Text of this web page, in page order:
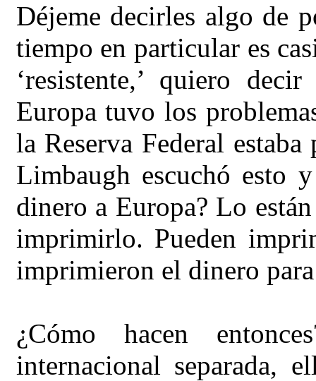
Déjeme decirles algo de
tiempo en particular es
‘resistente,’ quiero
Europa tuvo los
la Reserva Federal
Limbaugh escuchó esto
dinero a Europa? Lo
imprimirlo. Pueden
imprimieron el dinero para
¿Cómo hacen
internacional separada,